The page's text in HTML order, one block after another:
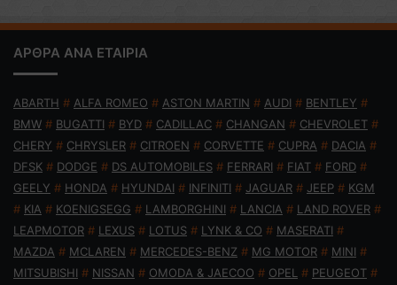
ΑΡΘΡΑ ΑΝΑ ΕΤΑΙΡΙΑ
ABARTH # ALFA ROMEO # ASTON MARTIN # AUDI # BENTLEY #
BMW # BUGATTI # BYD # CADILLAC # CHANGAN # CHEVROLET #
CHERY # CHRYSLER # CITROEN # CORVETTE # CUPRA # DACIA #
DFSK # DODGE # DS AUTOMOBILES # FERRARI # FIAT # FORD #
GEELY # HONDA # HYUNDAI # INFINITI # JAGUAR # JEEP # KGM
# KIA # KOENIGSEGG # LAMBORGHINI # LANCIA # LAND ROVER #
LEAPMOTOR # LEXUS # LOTUS # LYNK & CO # MASERATI #
MAZDA # MCLAREN # MERCEDES-BENZ # MG MOTOR # MINI #
MITSUBISHI # NISSAN # OMODA & JAECOO # OPEL # PEUGEOT #